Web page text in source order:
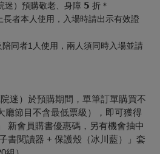
迷）預購敬老、身障 𝟱 折＊
長者本人使用，入場時請出示有效證
陪同者1人使用，兩人須同時入場並請
迷）於預購期間， 單筆訂單購買不
廳節目不含最低票級），即可獲得
新會員購書優惠碼，另有機會抽中
書閱讀器 + 保護殼（冰川藍）」套